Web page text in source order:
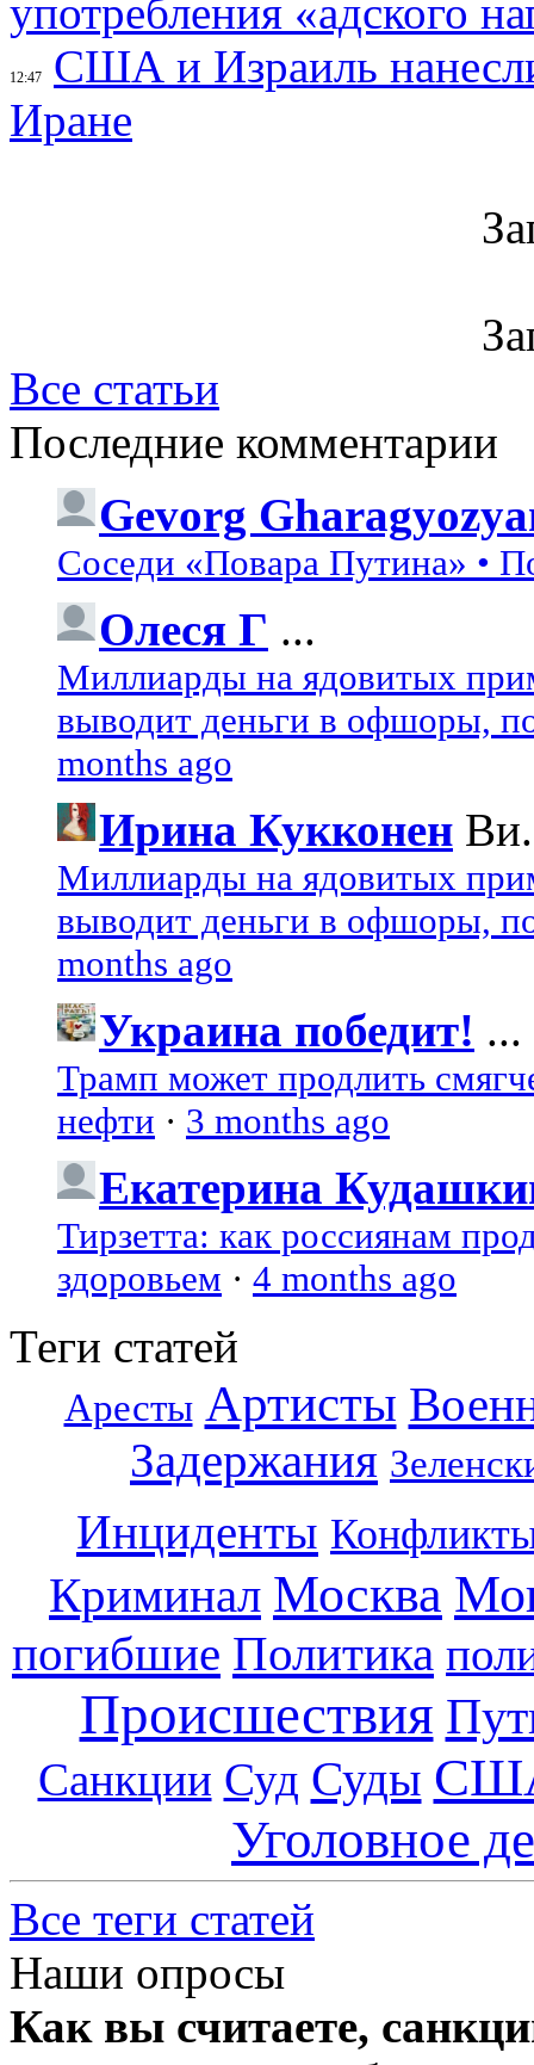
употребления «адского
12:47
США и Израиль
Иране
Все статьи
Последние комментарии
Gevorg
Соседи «Повара Путина» •
Олеся Г ...
Миллиарды на ядовитых
выводит деньги в офшоры,
months ago
Ирина Кукконен
Миллиарды на ядовитых
выводит деньги в офшоры,
months ago
Украина победит! ...
Трамп может продлить
нефти · 3 months ago
Екатерина
Тирзетта: как россиянам
здоровьем · 4 months ago
Теги статей
Аресты Артисты
Задержания
Инциденты
Криминал Москва
погибшие Политика
Происшествия
Санкции Суд Суды
Уголовное
Все теги статей
Наши опросы
Как вы считаете,